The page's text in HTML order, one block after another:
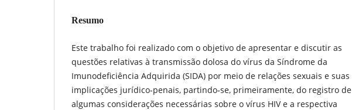
Resumo
Este trabalho foi realizado com o objetivo de apresentar e discutir as
questões relativas à transmissão dolosa do vírus da Síndrome da
Imunodeficiência Adquirida (SIDA) por meio de relações sexuais e suas
implicações jurídico-penais, partindo-se, primeiramente, do registro de
algumas considerações necessárias sobre o vírus HIV e a respectiva